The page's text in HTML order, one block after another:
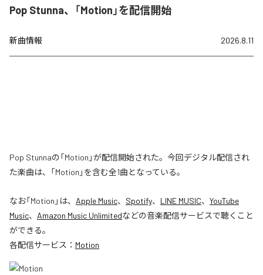
Pop Stunna、「Motion」を配信開始
新曲情報 2026.8.11
Pop Stunnaの「Motion」が配信開始された。今回デジタル配信され
た楽曲は、「Motion」を含む全1曲となっている。
なお「Motion 」は、 Apple Music、 Spotify、 LINE MUSIC、 YouTube
Music、 Amazon Music Unlimitedなどの音楽配信サービスで聴くこと
ができる。
各配信サービス： Motion